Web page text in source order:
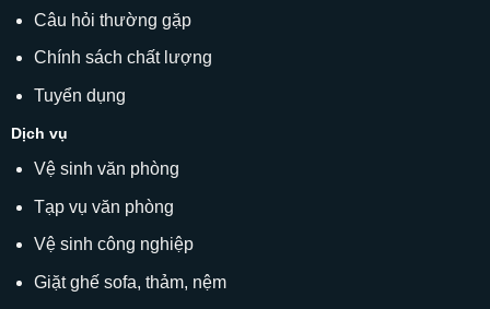
Câu hỏi thường gặp
Chính sách chất lượng
Tuyển dụng
Dịch vụ
Vệ sinh văn phòng
Tạp vụ văn phòng
Vệ sinh công nghiệp
Giặt ghế sofa, thảm, nệm